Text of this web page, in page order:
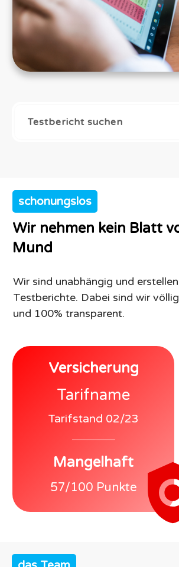
schonungslos
Wir nehmen kein Blatt
Mund
Wir sind unabhängig und
Testberichte. Dabei sind wir
und 100% transparent.
Versicherung
Tarifname
Tarifstand 02/23
Mangelhaft
57/100 Punkte